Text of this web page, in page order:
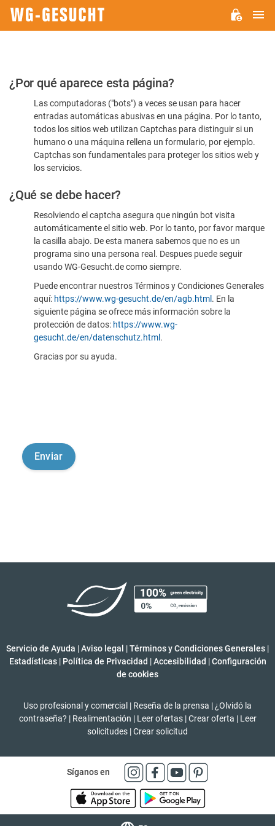
Por
favor,
confirme
humano
¿Por qué aparece esta página?
Las computadoras ("bots") a veces se usan para hacer
entradas automáticas abusivas en una página. Por lo tanto,
todos los sitios web utilizan Captchas para distinguir si un
humano o una máquina rellena un formulario, por ejemplo.
Captchas son fundamentales para proteger los sitios web y
los servicios.
¿Qué se debe hacer?
Resolviendo el captcha asegura que ningún bot visita
automáticamente el sitio web. Por lo tanto, por favor marque
la casilla abajo. De esta manera sabemos que no es un
programa sino una persona real. Despues puede seguir
usando WG-Gesucht.de como siempre.
Puede encontrar nuestros Términos y Condiciones Generales
aquí: https://www.wg-gesucht.de/en/agb.html . En la
siguiente página se ofrece más información sobre la
protección de datos: https://www.wg-
gesucht.de/en/datenschutz.html .
Gracias por su ayuda.
Servicio de Ayuda |Aviso legal |Términos y Condiciones Generales |
Estadísticas | Política de Privacidad | Accesibilidad | Configuración
de cookies
Uso profesional y comercial | Reseña de la prensa | ¿Olvidó la
contraseña? | Realimentación | Leer ofertas | Crear oferta | Leer
solicitudes |Crear solicitud
Síganos en